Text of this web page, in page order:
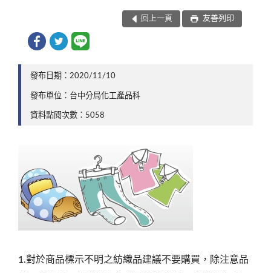
回上一頁 友善列印
發布日期：2020/11/10
發布單位：台中分局化工產品科
資料點閱次數：5058
1.對於商品標示不明之紡織品建議不要購買，除注意品